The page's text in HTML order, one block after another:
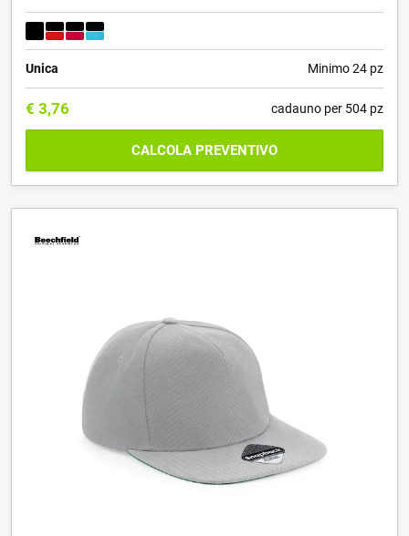
Unica Minimo 24 pz
€ 3,76 cadauno per 504 pz
CALCOLA PREVENTIVO